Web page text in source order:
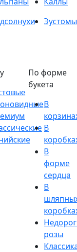
Эустомы
По форме
букета
В
В
В
форме
сердца
В
розы